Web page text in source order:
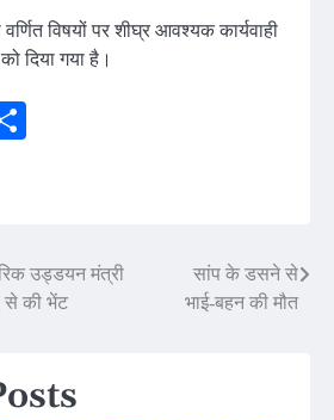
वर्णित विषयों पर शीघ्र आवश्यक कार्यवाही
दिया गया है।
उड्डयन मंत्री
से की भेंट
सांप के डसने से
भाई-बहन की मौत